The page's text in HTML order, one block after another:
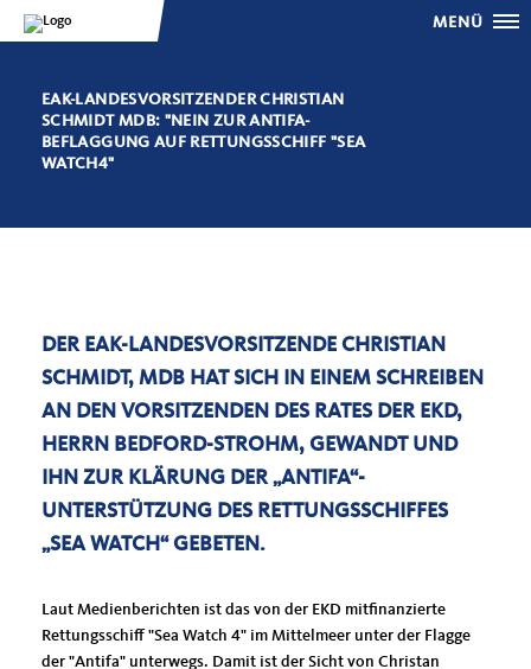
MENÜ
EAK-LANDESVORSITZENDER CHRISTIAN
SCHMIDT MDB: "NEIN ZUR ANTIFA-
BEFLAGGUNG AUF RETTUNGSSCHIFF "SEA
WATCH4"
DER EAK-LANDESVORSITZENDE CHRISTIAN
SCHMIDT, MDB HAT SICH IN EINEM SCHREIBEN
AN DEN VORSITZENDEN DES RATES DER EKD,
HERRN BEDFORD-STROHM, GEWANDT UND
IHN ZUR KLÄRUNG DER „ANTIFA“-
UNTERSTÜTZUNG DES RETTUNGSSCHIFFES
SEA WATCH“ GEBETEN.
Laut Medienberichten ist das von der EKD mitfinanzierte
Rettungsschiff "Sea Watch 4" im Mittelmeer unter der Flagge
der "Antifa" unterwegs. Damit ist der Sicht von Christan